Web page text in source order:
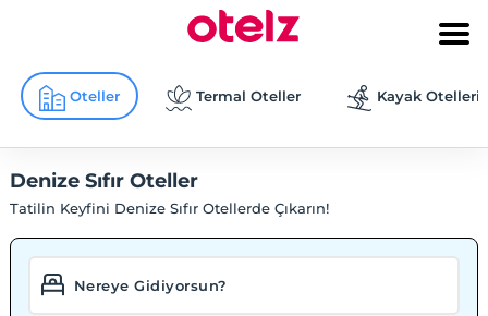
Oteller Termal Oteller Kayak Otelleri
Denize Sıfır Oteller
Tatilin Keyfini Denize Sıfır Otellerde Çıkarın!